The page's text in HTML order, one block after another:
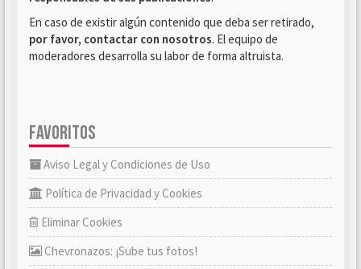
En caso de existir algún contenido que deba ser retirado,
por favor, contactar con nosotros. El equipo de
moderadores desarrolla su labor de forma altruista.
FAVORITOS
Aviso Legal y Condiciones de Uso
Política de Privacidad y Cookies
Eliminar Cookies
Chevronazos: ¡Sube tus fotos!